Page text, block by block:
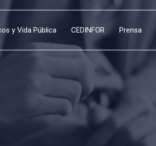
y Vida Pública CEDINFOR Prensa